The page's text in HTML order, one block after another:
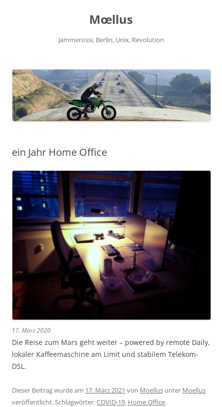
Mœllus
Jammerossi, Berlin, Unix, Revolution
ein Jahr Home Office
17. März 2020
Die Reise zum Mars geht weiter – powered by remote Daily,
lokaler Kaffeemaschine am Limit und stabilem Telekom-
DSL.
Dieser Beitrag wurde am 17. März 2021 von Moellus unter Moellus
veröffentlicht. Schlagwörter:COVID-19, Home Office.